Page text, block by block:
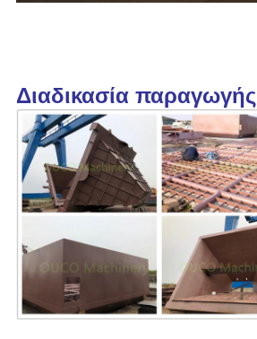
Διαδικασία παραγωγής